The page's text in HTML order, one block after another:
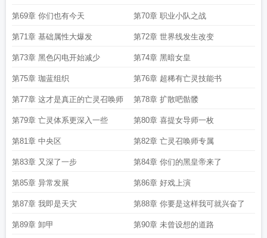
第69章 你们也有今天 第70章 职业小队之战
第71章 基础属性大爆发 第72章 世界线发生改变
第73章 黑色闪电开始减少 第74章 黑暗女皇
第75章 珈蓝组织 第76章 超稀有亡灵技能书
第77章 这才是真正的亡灵召唤师 第78章 扩散吧骷髅
第79章 亡灵体系更深入一些 第80章 喜提女导师一枚
第81章 中央区 第82章 亡灵召唤师专属
第83章 又深了一步 第84章 你们的黑皇帝来了
第85章 异常发展 第86章 好戏上演
第87章 我即是天灾 第88章 你要是这样我可就兴奋了
第89章 卸甲 第90章 未曾设想的道路